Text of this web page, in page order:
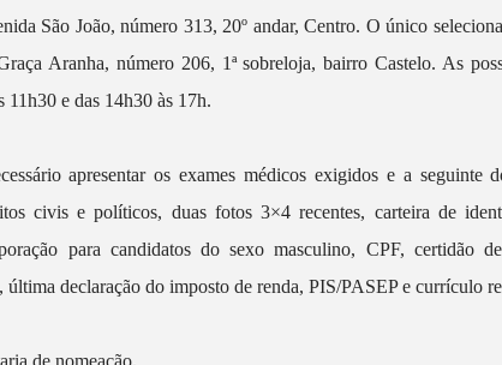
São João, número 313, 20º andar, Centro. O único
Aranha, número 206, 1ª sobreloja, bairro Castelo. As
11h30 e das 14h30 às 17h.
apresentar os exames médicos exigidos e a seguinte
civis e políticos, duas fotos 3×4 recentes, carteira de
para candidatos do sexo masculino, CPF, certidão
última declaração do imposto de renda, PIS/PASEP e currículo
de nomeação.